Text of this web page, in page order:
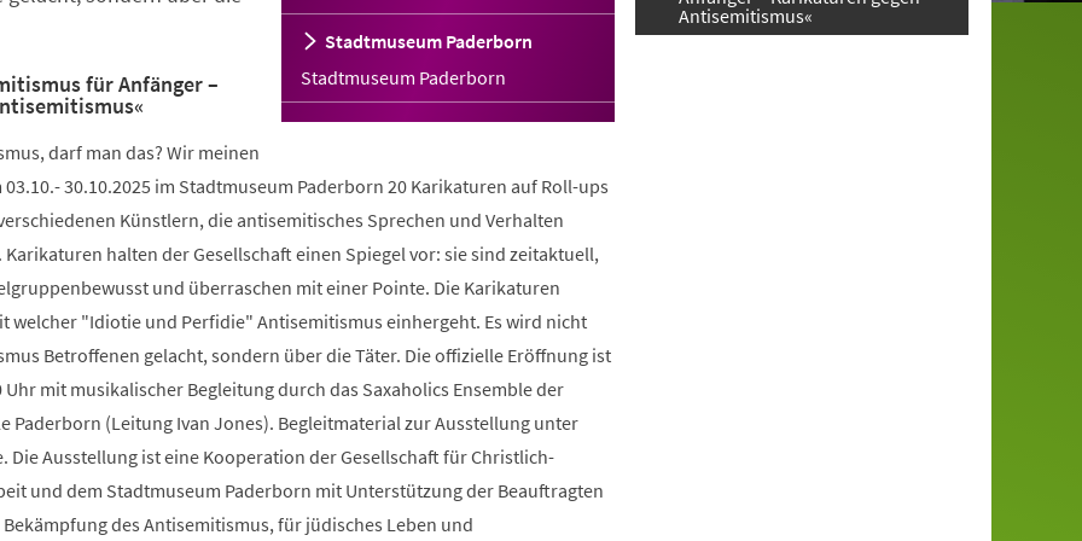
Stadtmuseum Paderborn
Stadtmuseum Paderborn
für Anfänger –
darf man das? Wir meinen
30.10.2025 im Stadtmuseum Paderborn 20 Karikaturen auf Roll-ups
Künstlern, die antisemitisches Sprechen und Verhalten
halten der Gesellschaft einen Spiegel vor: sie sind zeitaktuell,
und überraschen mit einer Pointe. Die Karikaturen
welcher "Idiotie und Perfidie" Antisemitismus einhergeht. Es wird nicht
Betroffenen gelacht, sondern über die Täter. Die offizielle Eröffnung ist
Uhr mit musikalischer Begleitung durch das Saxaholics Ensemble der
Paderborn (Leitung Ivan Jones). Begleitmaterial zur Ausstellung unter
Die Ausstellung ist eine Kooperation der Gesellschaft für Christlich-
und dem Stadtmuseum Paderborn mit Unterstützung der Beauftragten
Bekämpfung des Antisemitismus, für jüdisches Leben und
Antisemitismus«